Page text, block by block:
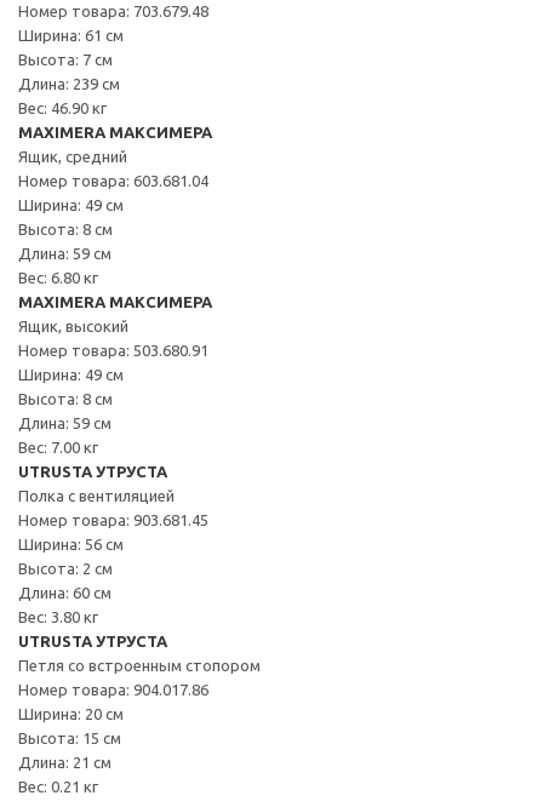
Номер товара: 703.679.48
Ширина: 61 см
Высота: 7 см
Длина: 239 см
Вес: 46.90 кг
MAXIMERA МАКСИМЕРА
Ящик, средний
Номер товара: 603.681.04
Ширина: 49 см
Высота: 8 см
Длина: 59 см
Вес: 6.80 кг
MAXIMERA МАКСИМЕРА
Ящик, высокий
Номер товара: 503.680.91
Ширина: 49 см
Высота: 8 см
Длина: 59 см
Вес: 7.00 кг
UTRUSTA УТРУСТА
Полка с вентиляцией
Номер товара: 903.681.45
Ширина: 56 см
Высота: 2 см
Длина: 60 см
Вес: 3.80 кг
UTRUSTA УТРУСТА
Петля со встроенным стопором
Номер товара: 904.017.86
Ширина: 20 см
Высота: 15 см
Длина: 21 см
Вес: 0.21 кг